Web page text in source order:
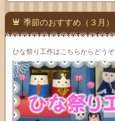
季節のおすすめ（３月）
ひな祭り工作はこちらからどうぞ